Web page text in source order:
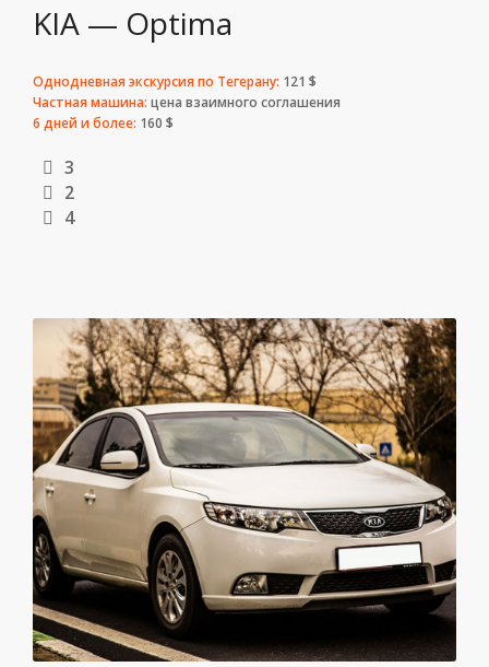
KIA — Optima
Однодневная экскурсия по Тегерану: 121 $
Частная машина: цена взаимного соглашения
6 дней и более: 160 $
3
2
4